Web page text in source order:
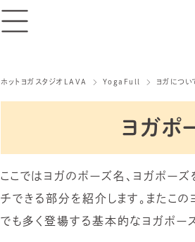
ホットヨガスタジオLAVA YogaFull ヨガについ
ヨガポ
ここではヨガのポーズ名、ヨガポー
チできる部分を紹介します。またこの
でも多く登場する基本的なヨガポー